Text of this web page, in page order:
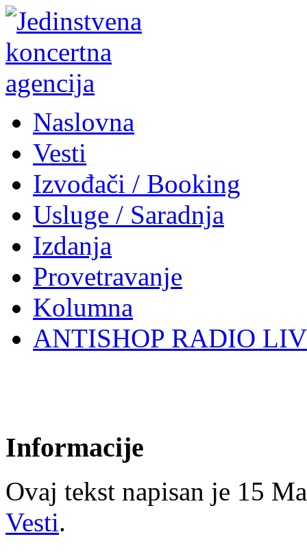
Naslovna
Vesti
Izvođači / Booking
Usluge / Saradnja
Izdanja
Provetravanje
Kolumna
ANTISHOP RADIO
Informacije
Ovaj tekst napisan je 15
Vesti.